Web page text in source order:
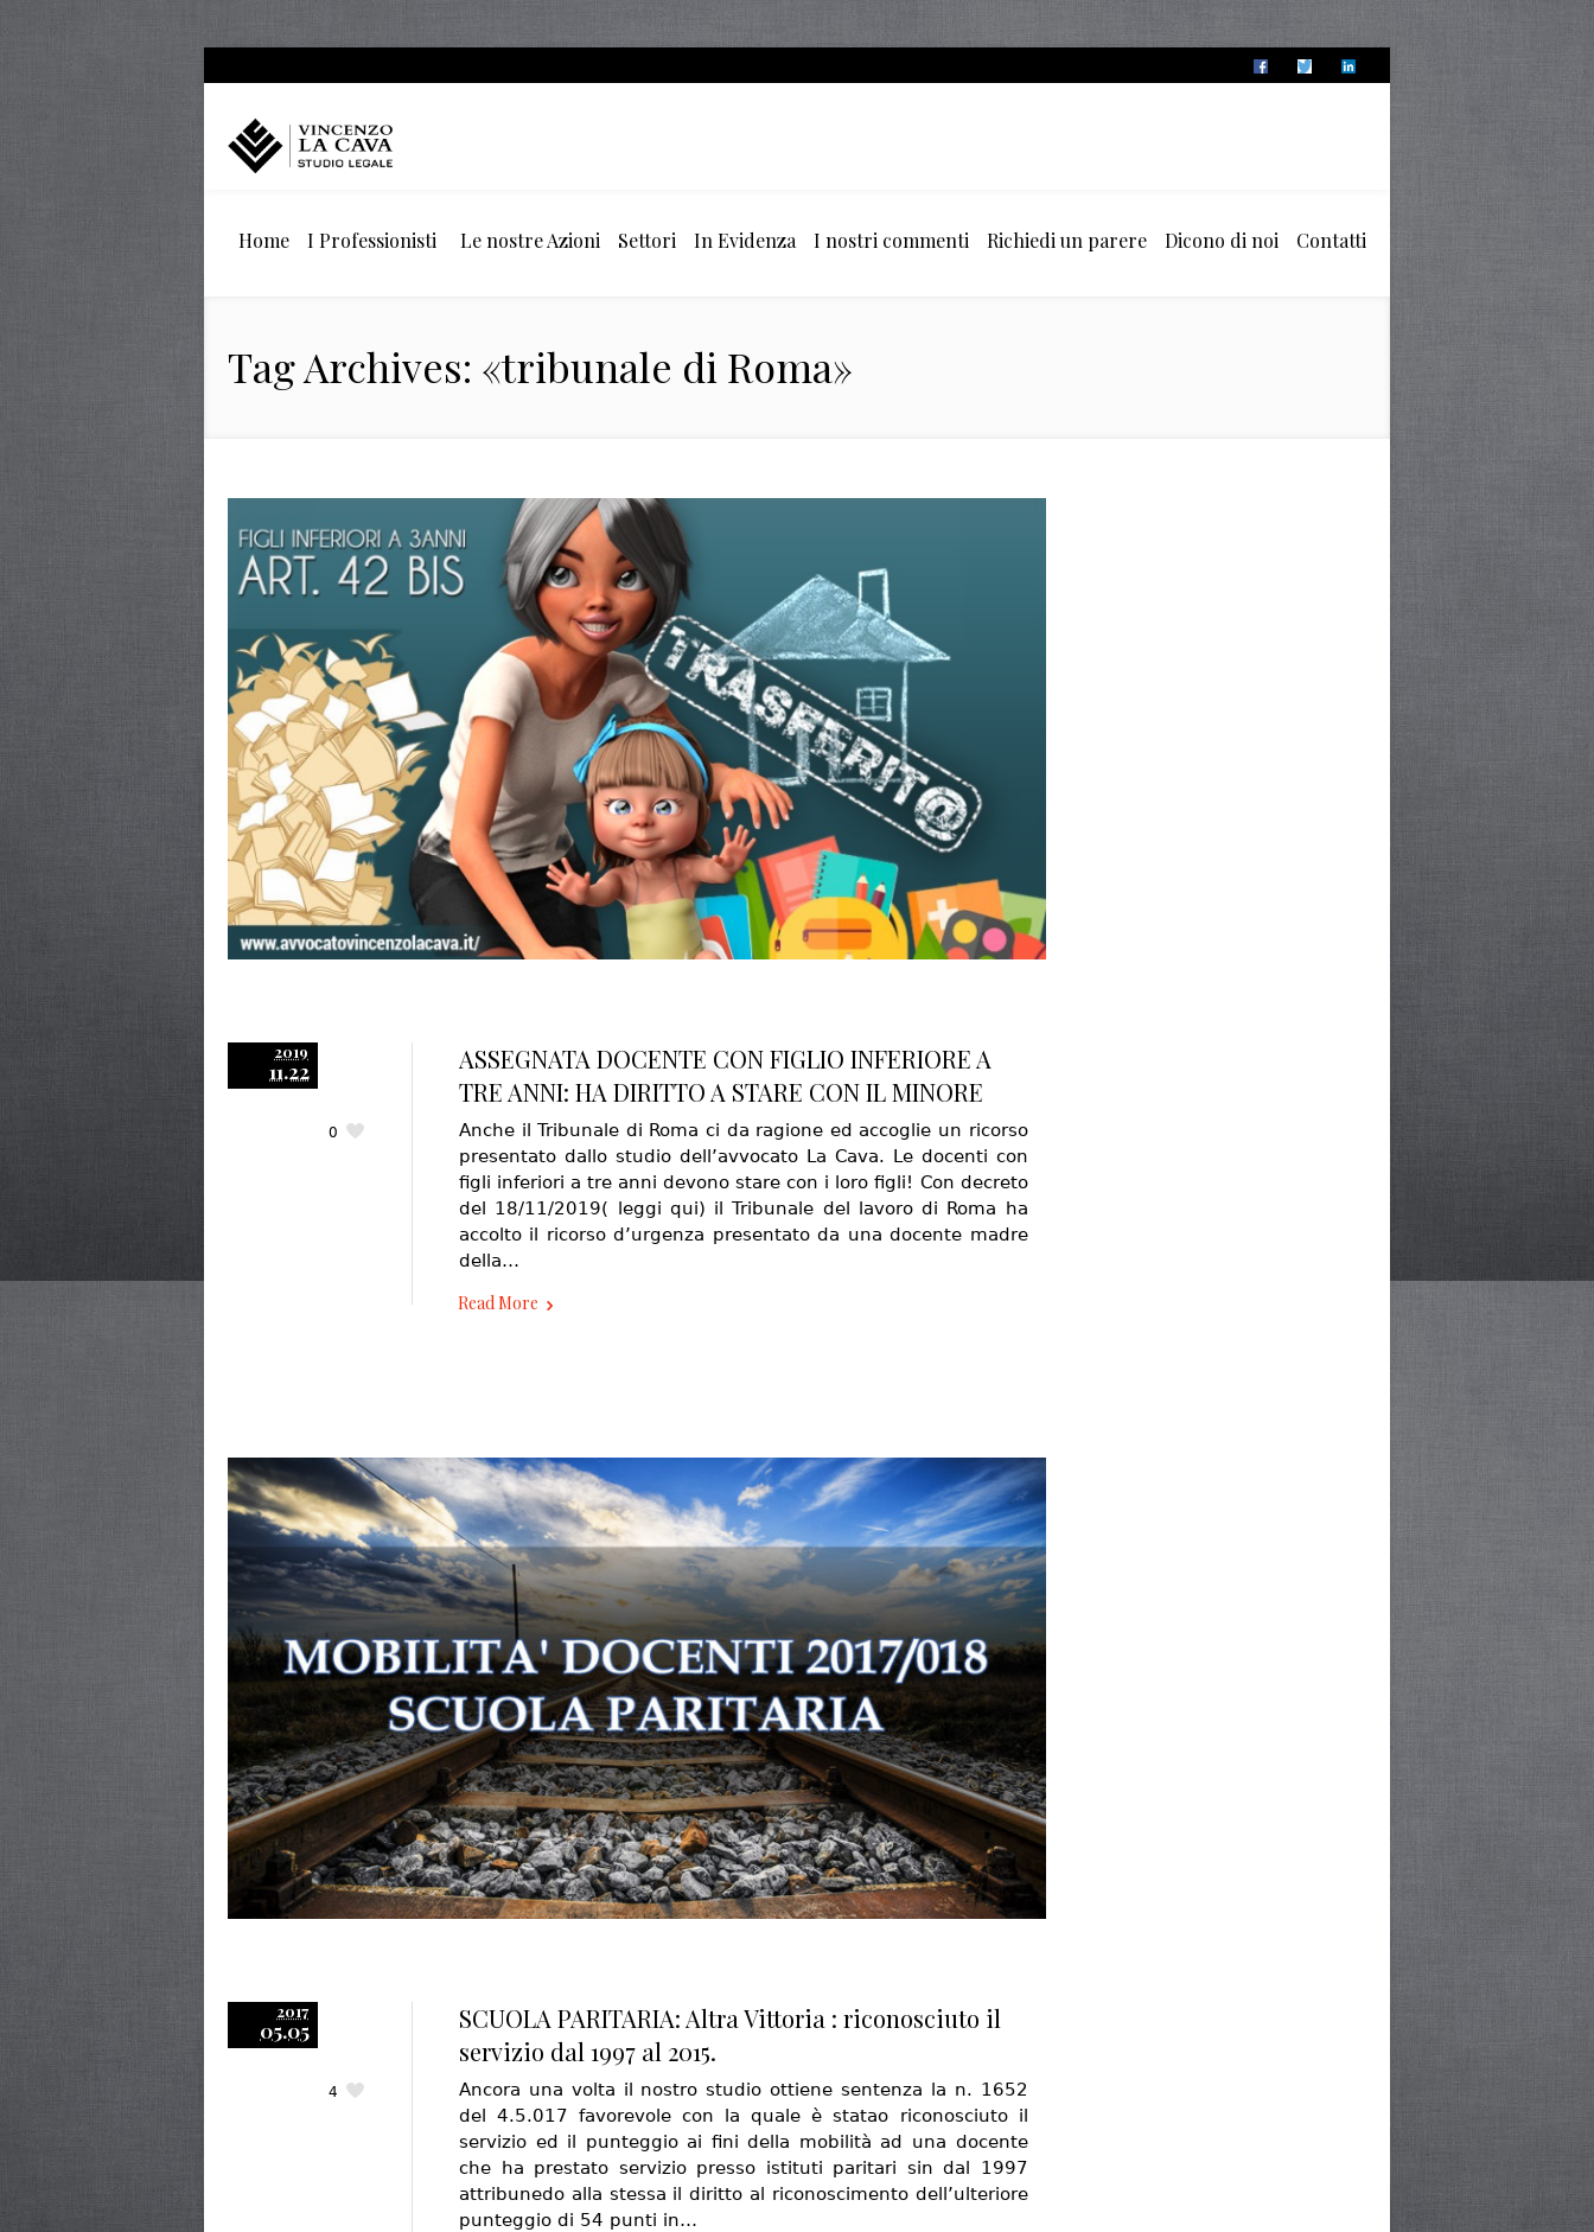
Home I Professionisti Le nostre Azioni Settori In Evidenza I nostri commenti Richiedi un parere Dicono di noi Contatti
Tag Archives: «tribunale di Roma»
2019
11.22
0
ASSEGNATA DOCENTE CON FIGLIO INFERIORE A
TRE ANNI: HA DIRITTO A STARE CON IL MINORE
Anche il Tribunale di Roma ci da ragione ed accoglie un ricorso
presentato dallo studio dell’avvocato La Cava. Le docenti con
figli inferiori a tre anni devono stare con i loro figli! Con decreto
del 18/11/2019( leggi qui) il Tribunale del lavoro di Roma ha
accolto il ricorso d’urgenza presentato da una docente madre
della…
Read More
2017
05.05
4
SCUOLA PARITARIA: Altra Vittoria : riconosciuto il
servizio dal 1997 al 2015.
Ancora una volta il nostro studio ottiene sentenza la n. 1652
del 4.5.017 favorevole con la quale è statao riconosciuto il
servizio ed il punteggio ai fini della mobilità ad una docente
che ha prestato servizio presso istituti paritari sin dal 1997
attribunedo alla stessa il diritto al riconoscimento dell’ulteriore
punteggio di 54 punti in…